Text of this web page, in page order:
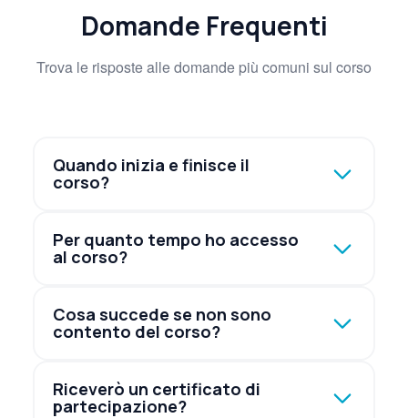
Domande Frequenti
Trova le risposte alle domande più comuni sul corso
Quando inizia e finisce il
corso?
Per quanto tempo ho accesso
al corso?
Cosa succede se non sono
contento del corso?
Riceverò un certificato di
partecipazione?